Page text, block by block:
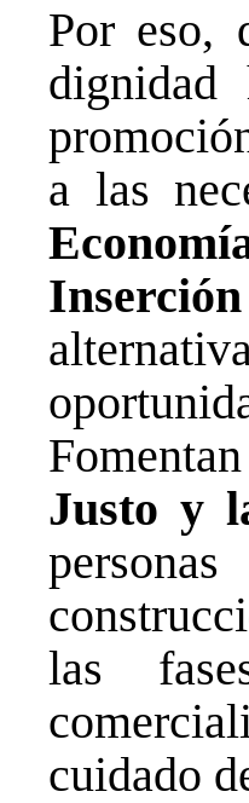
Por eso,
a las
Inserción
Justo y
las
cuidado